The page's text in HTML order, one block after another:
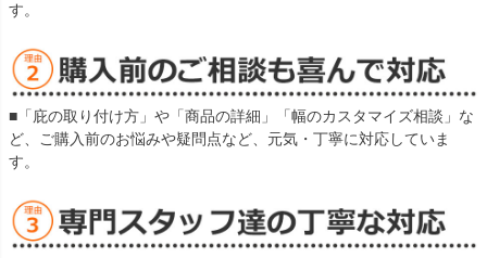
す。
■「庇の取り付け方」や「商品の詳細」「幅のカスタマイズ相談」な
ど、ご購入前のお悩みや疑問点など、元気・丁寧に対応していま
す。